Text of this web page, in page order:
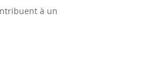
à un